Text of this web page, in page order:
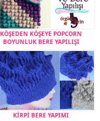
KÖŞEDEN KÖŞEYE POPCORN
BOYUNLUK BERE YAPILIŞI
KİRPİ BERE YAPIMI